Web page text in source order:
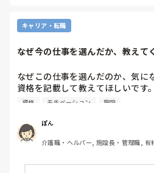
キャリア・転職
なぜ今の仕事を選んだか、教えて
なぜこの仕事を選んだのか、気に
資格を記載して教えてほしいです。
帰省して中学の同級生と地元でご
の仕事をしていると聞いて、その
資格 モチベーション 施設
ぽん
介護職・ヘルパー, 施設長・管理職, 有